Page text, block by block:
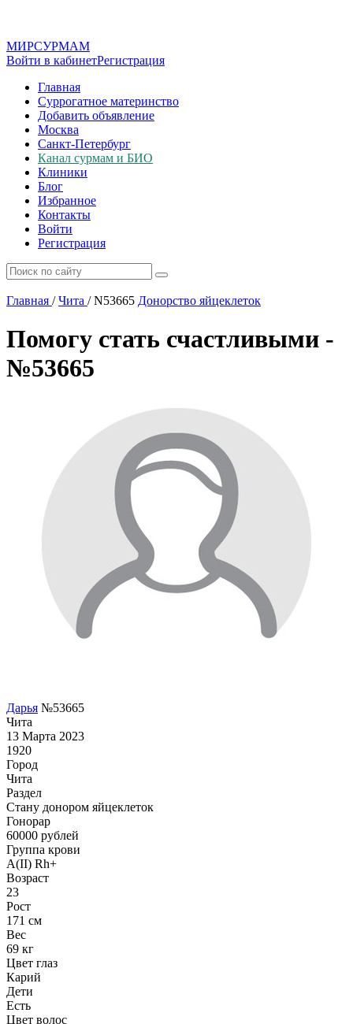
МИРСУРМАМ
Войти в кабинетРегистрация
Главная
Суррогатное материнство
Добавить объявление
Москва
Санкт-Петербург
Канал сурмам и БИО
Клиники
Блог
Избранное
Контакты
Войти
Регистрация
Главная / Чита /N53665 Донорство яйцеклеток
Помогу стать счастливыми -
№53665
Дарья №53665
Чита
13 Марта 2023
1920
Город
Чита
Раздел
Стану донором яйцеклеток
Гонoрар
60000 рублей
Группа крови
A(II) Rh+
Возраст
23
Рост
171 см
Вес
69 кг
Цвет глаз
Карий
Дети
Есть
Цвет волос